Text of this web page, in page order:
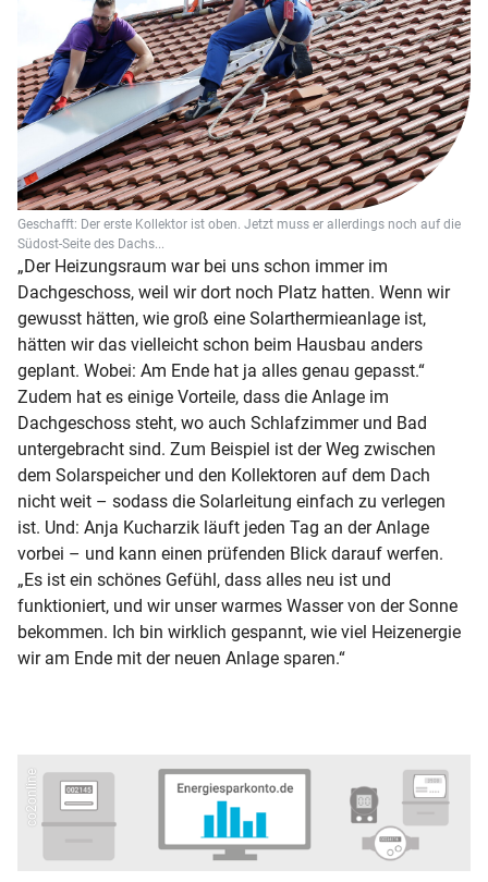
Geschafft: Der erste Kollektor ist oben. Jetzt muss er allerdings noch auf die
Südost-Seite des Dachs...
„Der Heizungsraum war bei uns schon immer im
Dachgeschoss, weil wir dort noch Platz hatten. Wenn wir
gewusst hätten, wie groß eine Solarthermieanlage ist,
hätten wir das vielleicht schon beim Hausbau anders
geplant. Wobei: Am Ende hat ja alles genau gepasst.“
Zudem hat es einige Vorteile, dass die Anlage im
Dachgeschoss steht, wo auch Schlafzimmer und Bad
untergebracht sind. Zum Beispiel ist der Weg zwischen
dem Solarspeicher und den Kollektoren auf dem Dach
nicht weit – sodass die Solarleitung einfach zu verlegen
ist. Und: Anja Kucharzik läuft jeden Tag an der Anlage
vorbei – und kann einen prüfenden Blick darauf werfen.
„Es ist ein schönes Gefühl, dass alles neu ist und
funktioniert, und wir unser warmes Wasser von der Sonne
bekommen. Ich bin wirklich gespannt, wie viel Heizenergie
wir am Ende mit der neuen Anlage sparen.“
co2online